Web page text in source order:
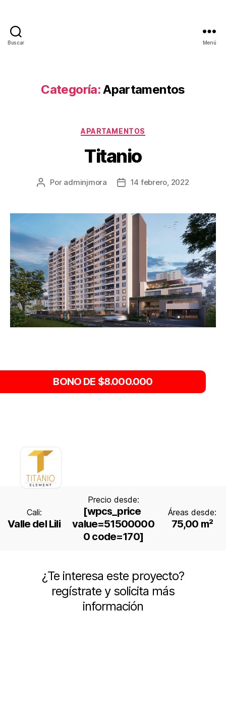
Buscar Menú
Categoría:Apartamentos
APARTAMENTOS
Titanio
Por adminjmora 14 febrero, 2022
BONO DE $8.000.000
Cali:
Valle del Lili
Precio desde:
[wpcs_price
value=51500000
0 code=170]
Áreas desde:
75,00 m²
¿Te interesa este proyecto?
regístrate y solicita más
información